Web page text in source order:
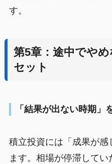
す。
第5章：途中でや
セット
「結果が出ない時期」
積立投資には「成果が感
ます。相場が停滞して